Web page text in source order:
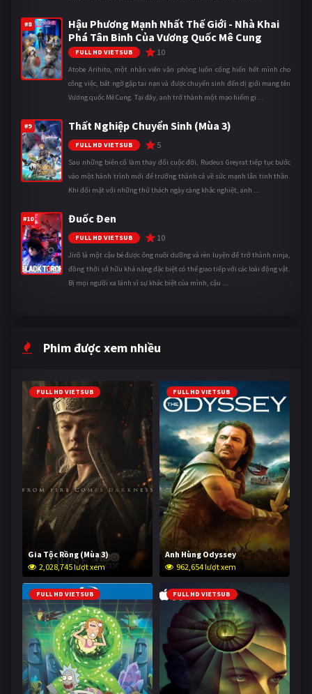
#8
Hậu Phương Mạnh Nhất Thế Giới - Nhà Khai
Phá Tân Binh Của Vương Quốc Mê Cung
FULL HD VIETSUB 10
Atobe Arihito, một nhân viên văn phòng luôn cống hiến hết mình cho
công việc, bất ngờ gặp tai nạn và được chuyển sinh đến dị giới mang tên
Vương quốc Mê Cung. Tại đây, anh trở thành một mạo hiểm gi ...
#9 Thất Nghiệp Chuyển Sinh (Mùa 3)
FULL HD VIETSUB 5
Sau những biến cố làm thay đổi cuộc đời, Rudeus Greyrat tiếp tục bước
vào một hành trình mới để trưởng thành cả về sức mạnh lẫn tinh thần.
Khi đối mặt với những thử thách ngày càng khắc nghiệt, anh ...
#10 Đuốc Đen
FULL HD VIETSUB 10
Jirô là một cậu bé được ông nuôi dưỡng và rèn luyện để trở thành ninja,
đồng thời sở hữu khả năng đặc biệt có thể giao tiếp với các loài động vật.
Bị mọi người xa lánh vì sự khác biệt của mình, cậu ...
Phim được xem nhiều
FULL HD VIETSUB
Gia Tộc Rồng (Mùa 3)
2,028,745 lượt xem
FULL HD VIETSUB
Anh Hùng Odyssey
962,654 lượt xem
FULL HD VIETSUB FULL HD VIETSUB